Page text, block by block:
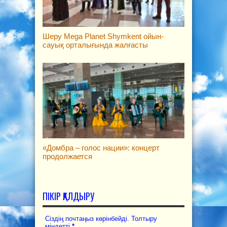
Шеру Mega Planet Shymkent ойын-
сауық орталығында жалғасты
«Домбра – голос нации»: концерт
продолжается
ПІКІР ҚАЛДЫРУ
Сіздің почтаңыз көрінбейді. Толтыру